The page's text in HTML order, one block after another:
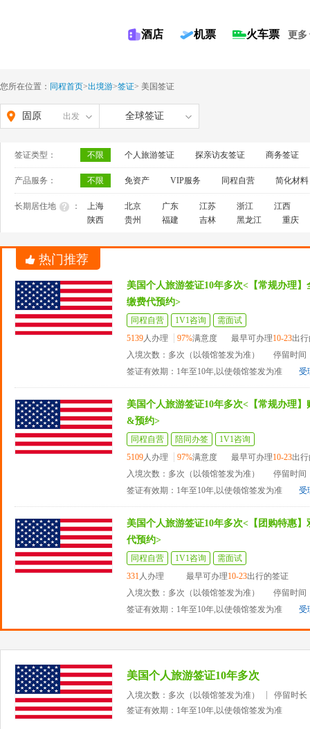
酒店 机票 火车票 更多
您所在位置： 同程首页>出境游>签证> 美国签证
固原 出发 全球签证
签证类型： 不限 个人旅游签证 探亲访友签证 商务签证
产品服务： 不限 免资产 VIP服务 同程自营 简化材料
长期居住地 ： 上海 北京 广东 江苏 浙江
江西
陕西
贵州 福建 吉林 黑龙江 重庆
热门推荐
美国个人旅游签证10年多次<【常规办理
缴费代预约>
同程自营 1V1咨询
需面试
5139人办理 97%满意度 最早可办理10-23出
入境次数：多次（以领馆签发为准）
停留时间
签证有效期：1年至10年,以使领馆签发为准
受
美国个人旅游签证10年多次<【常规办理
&预约>
同程自营 陪同办签
1V1咨询
5109人办理 97%满意度 最早可办理10-23出
入境次数：多次（以领馆签发为准）
停留时间
签证有效期：1年至10年,以使领馆签发为准
受
美国个人旅游签证10年多次<【团购特惠
代预约>
同程自营 1V1咨询
需面试
331人办理 最早可办理10-23出行的签证
入境次数：多次（以领馆签发为准）
停留时间
签证有效期：1年至10年,以使领馆签发为准
受
美国个人旅游签证10年多次
入境次数：多次（以领馆签发为准）
停留时长
签证有效期：1年至10年,以使领馆签发为准